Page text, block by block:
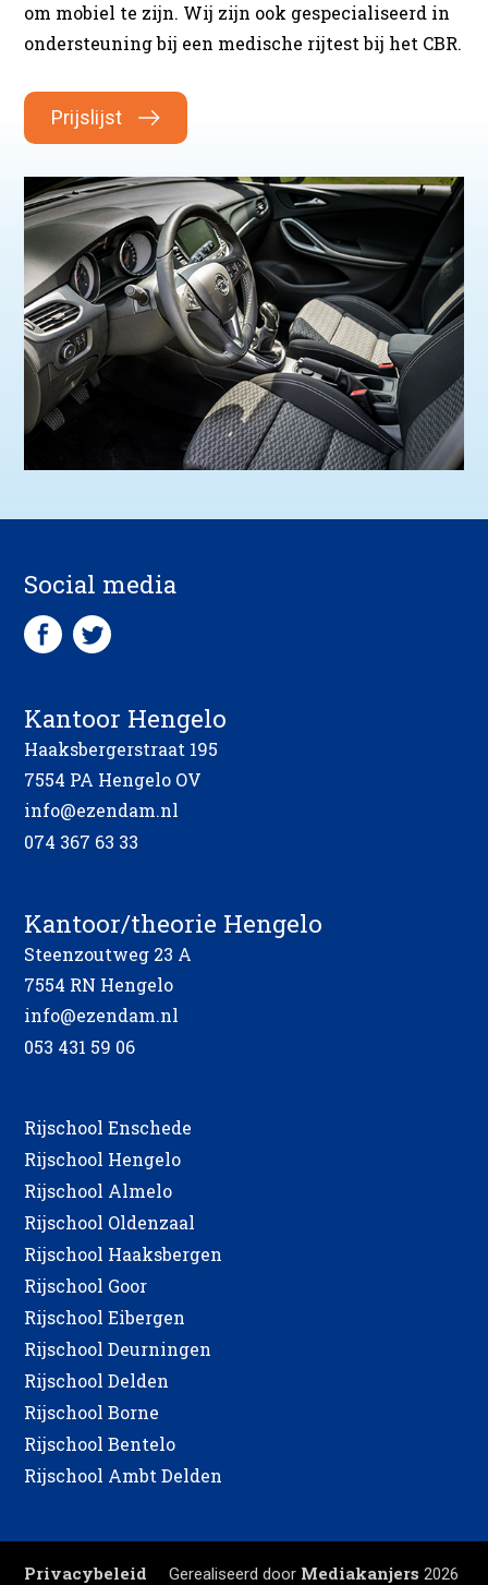
om mobiel te zijn. Wij zijn ook gespecialiseerd in
ondersteuning bij een medische rijtest bij het CBR.
Prijslijst
Social media
Kantoor Hengelo
Haaksbergerstraat 195
7554 PA Hengelo OV
info@ezendam.nl
074 367 63 33
Kantoor/theorie Hengelo
Steenzoutweg 23 A
7554 RN Hengelo
info@ezendam.nl
053 431 59 06
Rijschool Enschede
Rijschool Hengelo
Rijschool Almelo
Rijschool Oldenzaal
Rijschool Haaksbergen
Rijschool Goor
Rijschool Eibergen
Rijschool Deurningen
Rijschool Delden
Rijschool Borne
Rijschool Bentelo
Rijschool Ambt Delden
Privacybeleid Gerealiseerd door Mediakanjers 2026